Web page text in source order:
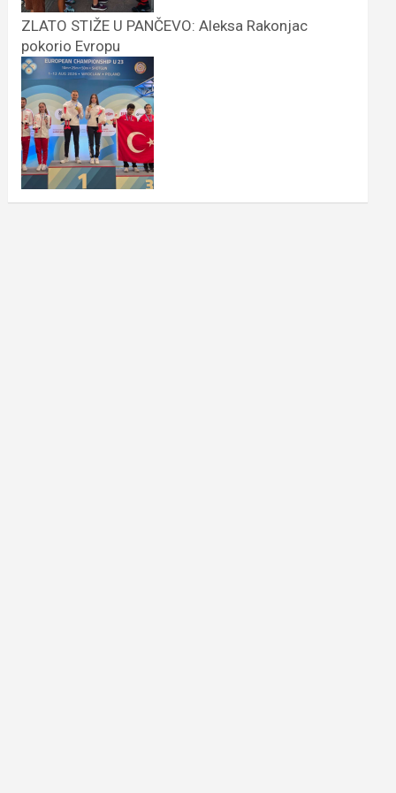
ZLATO STIŽE U PANČEVO: Aleksa Rakonjac
pokorio Evropu